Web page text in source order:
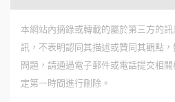
本網站內摘錄或轉載的屬於第三方的
訊，不表明認同其描述或贊同其觀點
問題，請通過電子郵件或電話提交相
定第一時間進行刪除。